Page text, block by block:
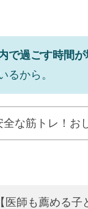
で過ごす時間が
るから。
全な筋トレ！お
医師も薦める子